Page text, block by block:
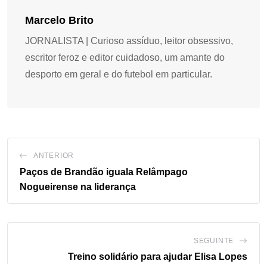
Marcelo Brito
JORNALISTA | Curioso assíduo, leitor obsessivo,
escritor feroz e editor cuidadoso, um amante do
desporto em geral e do futebol em particular.
ANTERIOR
Paços de Brandão iguala Relâmpago
Nogueirense na liderança
SEGUINTE
Treino solidário para ajudar Elisa Lopes